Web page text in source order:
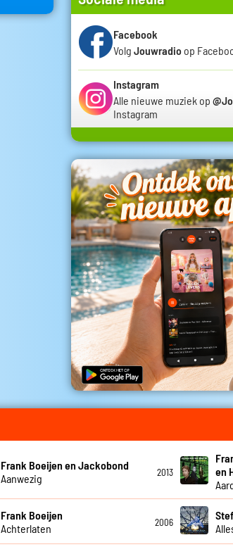
Facebook
Volg Jouwradio op
Instagram
Alle nieuwe muziek op
Instagram
Frank Boeijen en Jackobond
Aanwezig
2013
en
Frank Boeijen
Achterlaten
2006